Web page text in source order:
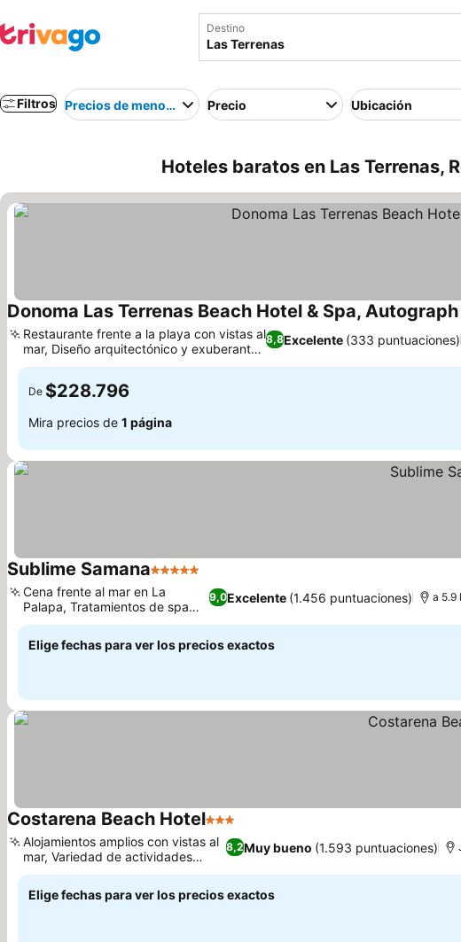
Destino
Filtros Precios de menor a mayorPrecio Ubicación
Hoteles baratos en Las Terrenas,
Donoma Las Terrenas Beach Hotel & Spa,
8,8Excelente (333 puntuaciones)
Restaurante frente a la playa con vistas al
mar, Diseño arquitectónico y exuberantes
jardines
De $228.796
Mira precios de 1 página
Sublime Samana5 Estrellas
9,0Excelente (1.456 puntuaciones)
Cena frente al mar en La
Palapa, Tratamientos de spa
con coco
a 5.9
Elige fechas para ver los precios exactos
Costarena Beach Hotel3 Estrellas
8,2Muy bueno (1.593 puntuaciones)
Alojamientos amplios con vistas al
mar, Variedad de actividades
cercanas
Elige fechas para ver los precios exactos